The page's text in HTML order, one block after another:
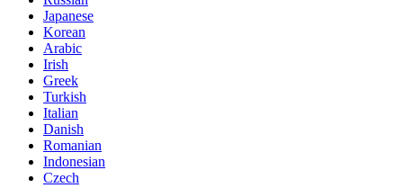
Japanese
Korean
Arabic
Irish
Greek
Turkish
Italian
Danish
Romanian
Indonesian
Czech